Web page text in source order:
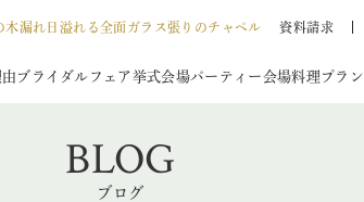
木漏れ日溢れる全面ガラス張りのチャペル 資料請求
ブライダルフェア挙式会場パーティー会場料理 プラン
BLOG
ブログ